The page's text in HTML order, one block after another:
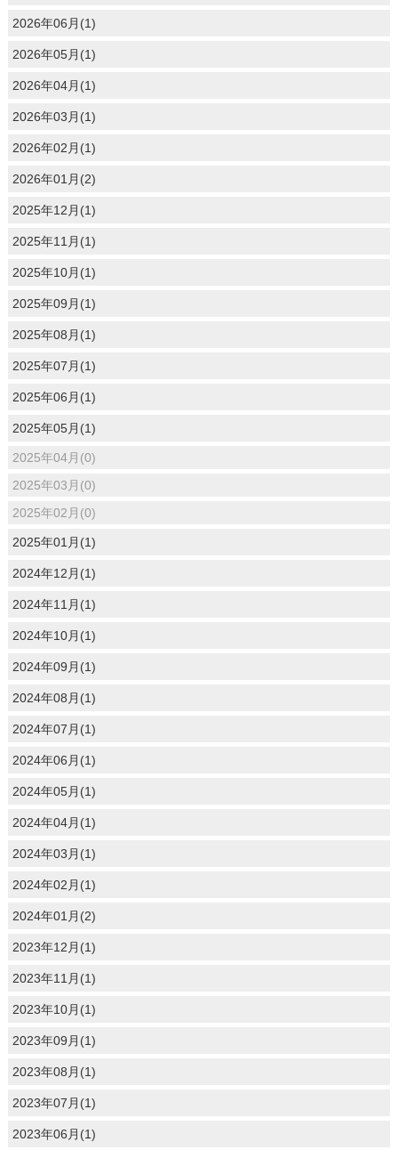
2026年06月(1)
2026年05月(1)
2026年04月(1)
2026年03月(1)
2026年02月(1)
2026年01月(2)
2025年12月(1)
2025年11月(1)
2025年10月(1)
2025年09月(1)
2025年08月(1)
2025年07月(1)
2025年06月(1)
2025年05月(1)
2025年04月(0)
2025年03月(0)
2025年02月(0)
2025年01月(1)
2024年12月(1)
2024年11月(1)
2024年10月(1)
2024年09月(1)
2024年08月(1)
2024年07月(1)
2024年06月(1)
2024年05月(1)
2024年04月(1)
2024年03月(1)
2024年02月(1)
2024年01月(2)
2023年12月(1)
2023年11月(1)
2023年10月(1)
2023年09月(1)
2023年08月(1)
2023年07月(1)
2023年06月(1)